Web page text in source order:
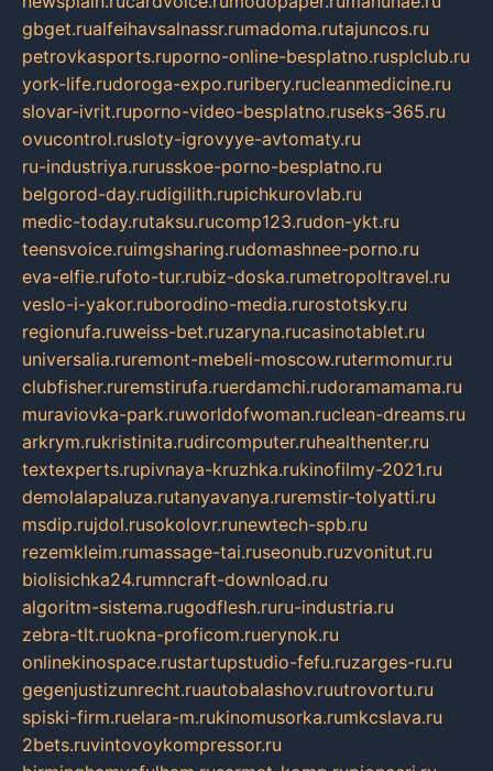
gbget.rualfeihavsalnassr.rumadoma.rutajuncos.ru
petrovkasports.ruporno-online-besplatno.rusplclub.ru
york-life.rudoroga-expo.ruribery.rucleanmedicine.ru
slovar-ivrit.ruporno-video-besplatno.ruseks-365.ru
ovucontrol.rusloty-igrovyye-avtomaty.ru
ru-industriya.rurusskoe-porno-besplatno.ru
belgorod-day.rudigilith.rupichkurovlab.ru
medic-today.rutaksu.rucomp123.rudon-ykt.ru
teensvoice.ruimgsharing.rudomashnee-porno.ru
eva-elfie.rufoto-tur.rubiz-doska.rumetropoltravel.ru
veslo-i-yakor.ruborodino-media.rurostotsky.ru
regionufa.ruweiss-bet.ruzaryna.rucasinotablet.ru
universalia.ruremont-mebeli-moscow.rutermomur.ru
clubfisher.ruremstirufa.ruerdamchi.rudoramamama.ru
muraviovka-park.ruworldofwoman.ruclean-dreams.ru
arkrym.rukristinita.rudircomputer.ruhealthenter.ru
textexperts.rupivnaya-kruzhka.rukinofilmy-2021.ru
demolalapaluza.rutanyavanya.ruremstir-tolyatti.ru
msdip.rujdol.rusokolovr.runewtech-spb.ru
rezemkleim.rumassage-tai.ruseonub.ruzvonitut.ru
biolisichka24.rumncraft-download.ru
algoritm-sistema.rugodflesh.ruru-industria.ru
zebra-tlt.ruokna-proficom.ruerynok.ru
onlinekinospace.rustartupstudio-fefu.ruzarges-ru.ru
gegenjustizunrecht.ruautobalashov.ruutrovortu.ru
spiski-firm.ruelara-m.rukinomusorka.rumkcslava.ru
2bets.ruvintovoykompressor.ru